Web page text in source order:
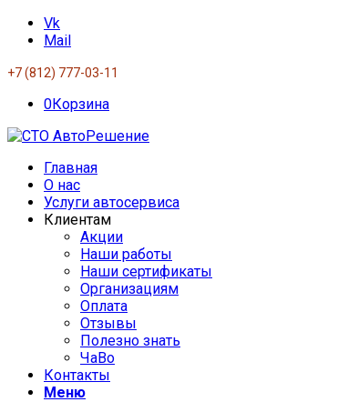
Vk
Mail
+7 (812) 777-03-11
0Корзина
Главная
О нас
Услуги автосервиса
Клиентам
Акции
Наши работы
Наши сертификаты
Организациям
Оплата
Отзывы
Полезно знать
ЧаВо
Контакты
Меню